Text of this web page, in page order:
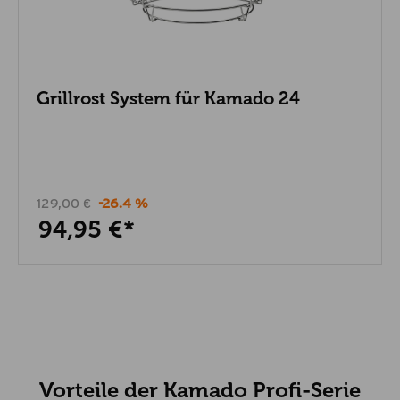
Grillrost System für Kamado 24
94,95 €*
129,00 € -26.4 %
Vorteile der Kamado Profi-Serie